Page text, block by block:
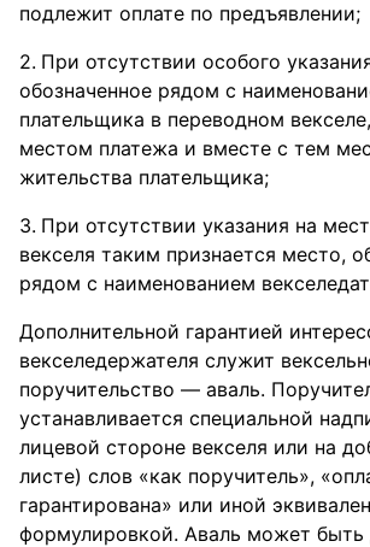
подлежит оплате по предъявлении;
При отсутствии особого
обозначенное рядом с
плательщика в переводном
местом платежа и вместе с тем
жительства плательщика;
При отсутствии указания на
векселя таким признается место,
рядом с наименованием
Дополнительной гарантией
векселедержателя служит
поручительство — аваль.
устанавливается специальной
лицевой стороне векселя или на
листе) слов «как поручитель»,
гарантирована» или иной
формулировкой. Аваль может быть